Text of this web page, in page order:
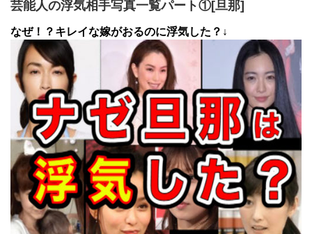
芸能人の浮気相手写真一覧パート①[旦那]
なぜ！？キレイな嫁がおるのに浮気した？↓